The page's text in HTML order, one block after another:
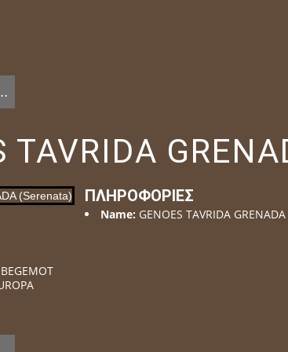
TAVRIDA
ΠΛΗΡΟΦΟΡΊΕΣ
Name: GENOES TAVRIDA GRENADA